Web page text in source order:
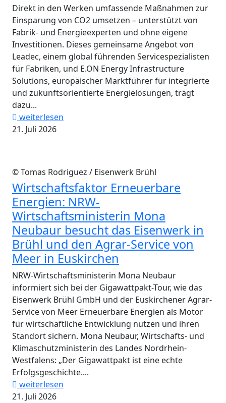
Direkt in den Werken umfassende Maßnahmen zur
Einsparung von CO2 umsetzen – unterstützt von
Fabrik- und Energieexperten und ohne eigene
Investitionen. Dieses gemeinsame Angebot von
Leadec, einem global führenden Servicespezialisten
für Fabriken, und E.ON Energy Infrastructure
Solutions, europäischer Marktführer für integrierte
und zukunftsorientierte Energielösungen, trägt
dazu...
weiterlesen
21. Juli 2026
© Tomas Rodriguez / Eisenwerk Brühl
Wirtschaftsfaktor Erneuerbare
Energien: NRW-
Wirtschaftsministerin Mona
Neubaur besucht das Eisenwerk in
Brühl und den Agrar-Service von
Meer in Euskirchen
NRW-Wirtschaftsministerin Mona Neubaur
informiert sich bei der Gigawattpakt-Tour, wie das
Eisenwerk Brühl GmbH und der Euskirchener Agrar-
Service von Meer Erneuerbare Energien als Motor
für wirtschaftliche Entwicklung nutzen und ihren
Standort sichern. Mona Neubaur, Wirtschafts- und
Klimaschutzministerin des Landes Nordrhein-
Westfalens: „Der Gigawattpakt ist eine echte
Erfolgsgeschichte....
weiterlesen
21. Juli 2026